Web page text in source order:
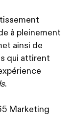
à pleinement
ainsi de
qui attirent
.
Marketing